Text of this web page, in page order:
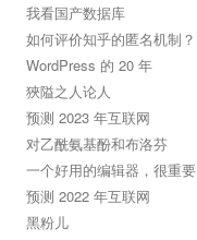
我看国产数据库
如何评价知乎的匿名机制？
WordPress 的 20 年
狹隘之人论人
预测 2023 年互联网
对乙酰氨基酚和布洛芬
一个好用的编辑器，很重要
预测 2022 年互联网
黑粉儿